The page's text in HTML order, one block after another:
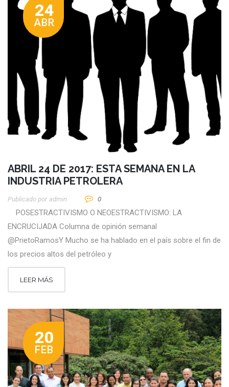
24
ABR
ABRIL 24 DE 2017: ESTA SEMANA EN LA
INDUSTRIA PETROLERA
Publicado por Admin 0
POSESTRACTIVISMO O NEOESTRACTIVISMO: LA
ENCRUCIJADA Columna de opinión semanal
@PrietoRamosY Mucho se ha hablado en el país sobre el fin de
los precios altos del petróleo y
LEER MÁS
20
FEB